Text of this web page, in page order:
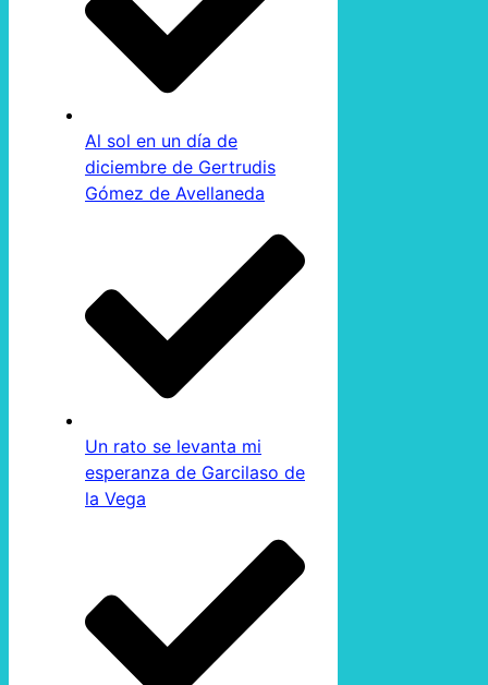
Al sol en un día de
diciembre de Gertrudis
Gómez de Avellaneda
Un rato se levanta mi
esperanza de Garcilaso de
la Vega